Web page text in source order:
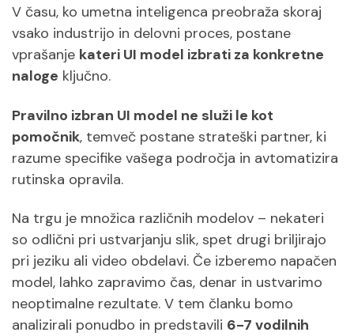
V času, ko umetna inteligenca preobraža skoraj
vsako industrijo in delovni proces, postane
vprašanje kateri UI model izbrati za konkretne
naloge ključno.
Pravilno izbran UI model ne služi le kot
pomočnik, temveč postane strateški partner, ki
razume specifike vašega področja in avtomatizira
rutinska opravila.
Na trgu je množica različnih modelov – nekateri
so odlični pri ustvarjanju slik, spet drugi briljirajo
pri jeziku ali video obdelavi. Če izberemo napačen
model, lahko zapravimo čas, denar in ustvarimo
neoptimalne rezultate. V tem članku bomo
analizirali ponudbo in predstavili 6-7 vodilnih